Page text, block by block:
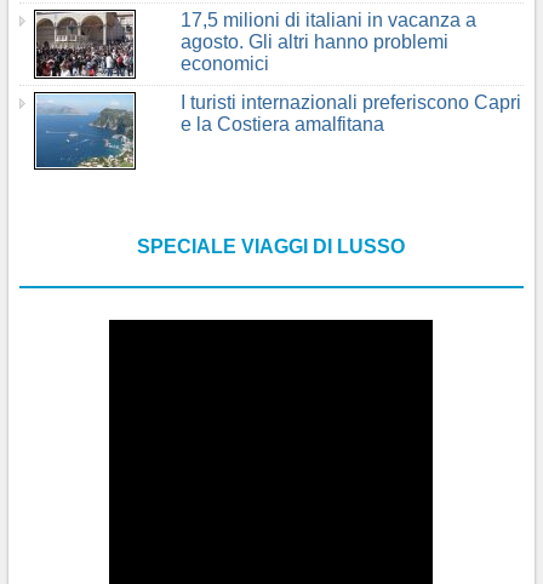
17,5 milioni di italiani in vacanza a
agosto. Gli altri hanno problemi
economici
I turisti internazionali preferiscono Capri
e la Costiera amalfitana
SPECIALE VIAGGI DI LUSSO